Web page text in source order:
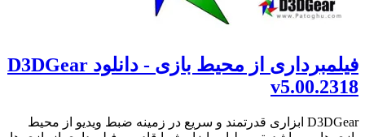
فیلمبرداری از محیط بازی - دانلود D3DGear
v5.00.2318
D3DGear ابزاری قدرتمند و سریع در زمینه ضبط ویدیو از محیط